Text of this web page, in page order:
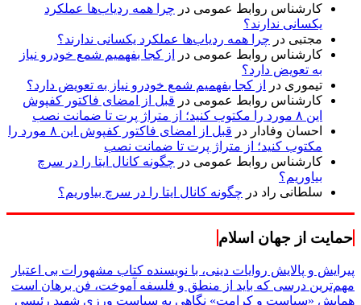
کارشناس روابط عمومی در چرا همه ردیاب‌ها عملکرد
یکسانی ندارند؟
مجتبی در چرا همه ردیاب‌ها عملکرد یکسانی ندارند؟
کارشناس روابط عمومی در
از کجا بفهمیم شمع خودرو نیاز
به تعویض دارد؟
تیموری در
از کجا بفهمیم شمع خودرو نیاز به تعویض دارد؟
کارشناس روابط عمومی در قبل از امضای فاکتور کفپوش
این ۸ مورد را مکتوب کنید؛ از متراژ پرت تا ضمانت نصب
احسان وفادار در
قبل از امضای فاکتور کفپوش این ۸ مورد را
مکتوب کنید؛ از متراژ پرت تا ضمانت نصب
کارشناس روابط عمومی در چگونه کانال ایتا را در سرچ
بیاوریم؟
سلطانی راد در چگونه کانال ایتا را در سرچ بیاوریم؟
حمایت از جهان اسلام
پیرایش و پالایش روایات دینی، با نویسنده کتاب مشهورات بی اعتبار
مهم‌ترین درسی که باید از منطق و فلسفه آموخت، فن برهان است
همایش «سیاست و کرامت» نگاهی به سیاست ورزی شهید رئیسی